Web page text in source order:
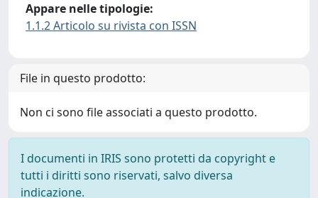
Appare nelle tipologie:
1.1.2 Articolo su rivista con ISSN
File in questo prodotto:
Non ci sono file associati a questo prodotto.
I documenti in IRIS sono protetti da copyright e
tutti i diritti sono riservati, salvo diversa
indicazione.